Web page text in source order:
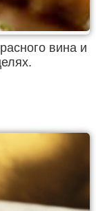
вина и